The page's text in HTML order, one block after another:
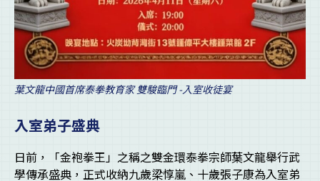
葉文龍中國首席泰拳教育家 雙駿臨門 -入室收徒宴
入室弟子盛典
日前，「金袍拳王」之稱之雙金環泰拳宗師葉文龍舉行武
學傳承盛典，正式收納九歲梁惇嵐、十歲張子康為入室弟